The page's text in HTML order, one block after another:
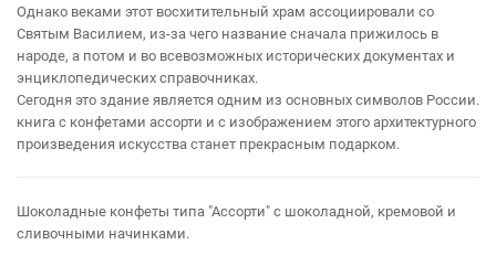
Однако веками этот восхитительный храм ассоциировали со
Святым Василием, из-за чего название сначала прижилось в
народе, а потом и во всевозможных исторических документах и
энциклопедических справочниках.
Сегодня это здание является одним из основных символов России.
книга с конфетами ассорти и с изображением этого архитектурного
произведения искусства станет прекрасным подарком.
Шоколадные конфеты типа "Ассорти" с шоколадной, кремовой и
сливочными начинками.